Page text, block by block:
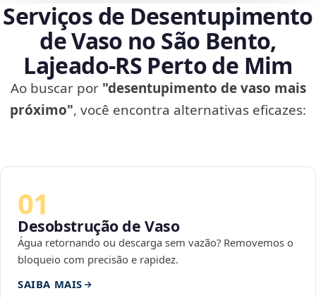
Serviços de Desentupimento
de Vaso no São Bento,
Lajeado‑RS Perto de Mim
Ao buscar por "desentupimento de vaso mais
próximo", você encontra alternativas eficazes:
01
Desobstrução de Vaso
Água retornando ou descarga sem vazão? Removemos o
bloqueio com precisão e rapidez.
SAIBA MAIS